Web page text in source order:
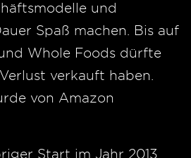
und
Spaß machen. Bis auf
und Whole Foods dürfte
verkauft haben.
von Amazon
Start im Jahr 2013